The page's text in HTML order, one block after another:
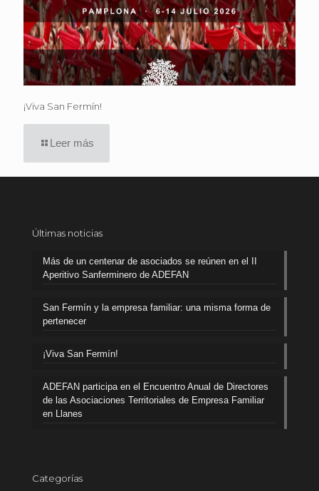
¡Viva San Fermín!
Leer más
Últimas noticias
Más de un centenar de asociados se reúnen en el II
Aperitivo Sanferminero de ADEFAN
San Fermín y la empresa familiar: una misma forma de
pertenecer
¡Viva San Fermín!
ADEFAN participa en el Encuentro Anual de Directores
de las Asociaciones Territoriales de Empresa Familiar
en Llanes
Categorías